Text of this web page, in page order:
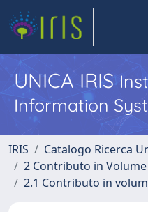
UNICA IRIS
Information
IRIS
Catalogo Ricerca
2 Contributo in Volume
2.1 Contributo in